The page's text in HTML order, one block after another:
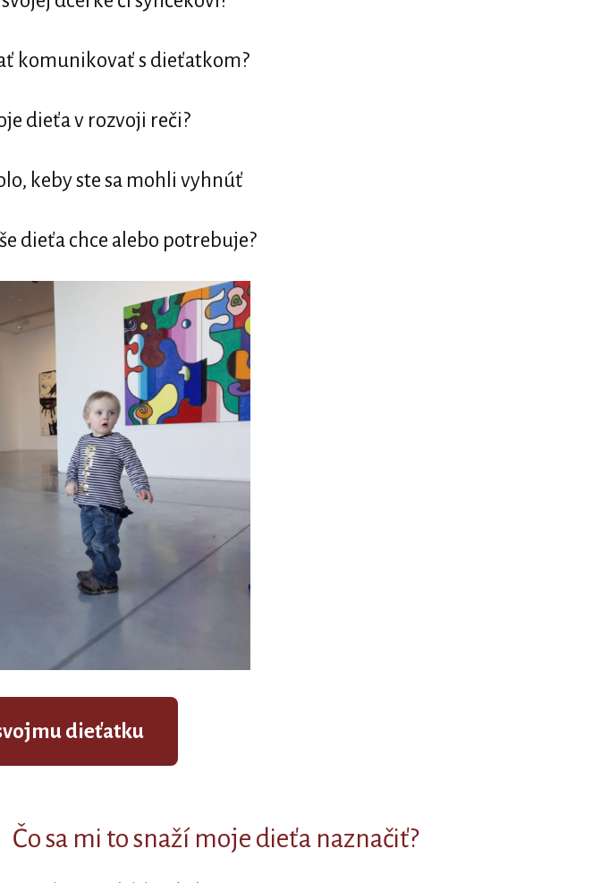
komunikovať s dieťatkom?
dieťa v rozvoji reči?
keby ste sa mohli vyhnúť
dieťa chce alebo potrebuje?
dieťatku
Čo sa mi to snaží moje dieťa naznačiť?